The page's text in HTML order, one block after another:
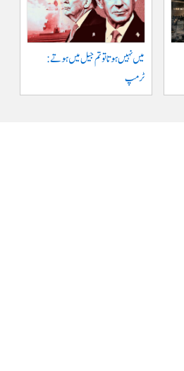
میں نہیں ہوتا تو تم جیل میں ہوتے :
ٹرمپ